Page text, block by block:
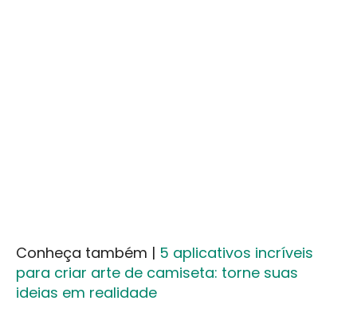
Conheça também | 5 aplicativos incríveis
para criar arte de camiseta: torne suas
ideias em realidade